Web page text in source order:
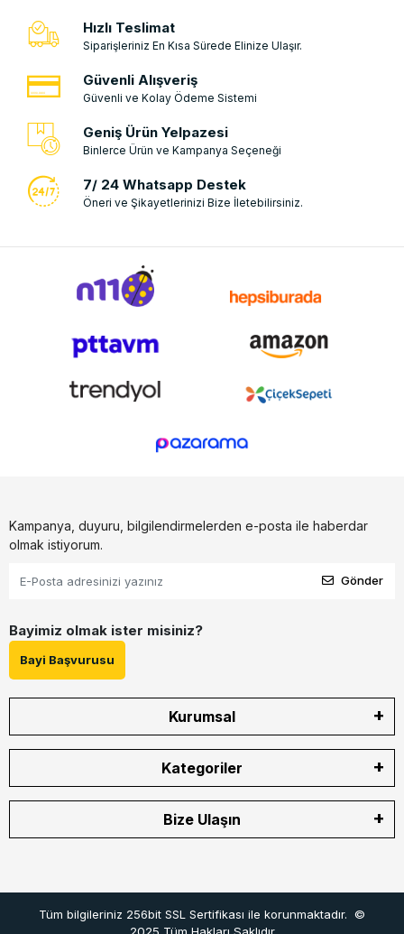
Hızlı Teslimat
Siparişleriniz En Kısa Sürede Elinize Ulaşır.
Güvenli Alışveriş
Güvenli ve Kolay Ödeme Sistemi
Geniş Ürün Yelpazesi
Binlerce Ürün ve Kampanya Seçeneği
7/ 24 Whatsapp Destek
Öneri ve Şikayetlerinizi Bize İletebilirsiniz.
Kampanya, duyuru, bilgilendirmelerden e-posta ile haberdar
olmak istiyorum.
Gönder
Bayimiz olmak ister misiniz?
Bayi Başvurusu
Kurumsal
Kategoriler
Bize Ulaşın
Tüm bilgileriniz 256bit SSL Sertifikası ile korunmaktadır. ©
2025 Tüm Hakları Saklıdır